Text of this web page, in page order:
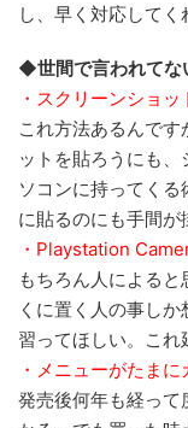
し、早く対応してく
◆世間で言われてな
・スクリーンショ
これ方法あるんで
ットを貼ろうにも
ソコンに持ってく
に貼るのにも手間が
・Playstation
もちろん人による
くに置く人の事し
習ってほしい。これ
・メニューがたま
発売後何年も経って